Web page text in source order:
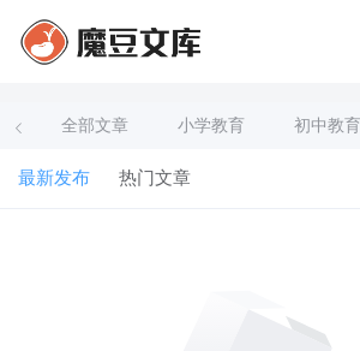
全部文章 小学教育 初中教育
最新发布 热门文章